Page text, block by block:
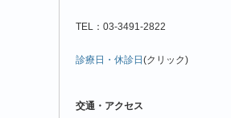
TEL：03-3491-2822
診療日・休診日(クリック)
交通・アクセス